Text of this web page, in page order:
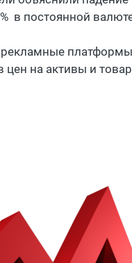
в постоянной
цен на активы и